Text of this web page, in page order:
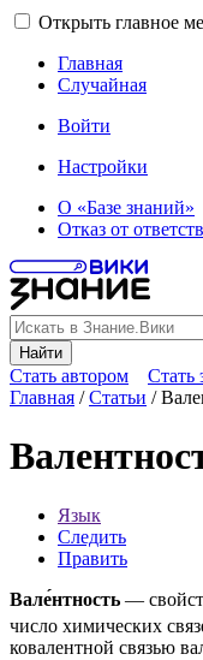
Открыть главное
Главная
Случайная
Войти
Настройки
О «Базе знаний»
Отказ от
Найти
Стать автором
Стать
Главная /Статьи /
Язык
Следить
Править
Вале́нтность —
число химических
ковалентной связью